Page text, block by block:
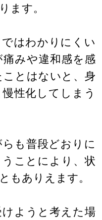
ます。
はわかりにくい
みや違和感を感
とはないと、身
性化してしまう
も普段どおりに
ことにより、状
もありえます。
ようと考えた場